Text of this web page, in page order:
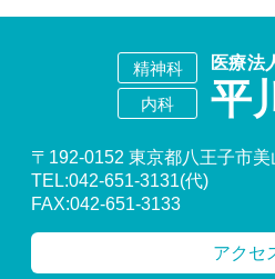
〒192-0152 東京都八王子市
TEL:042-651-3131(代)
FAX:042-651-3133
アクセ